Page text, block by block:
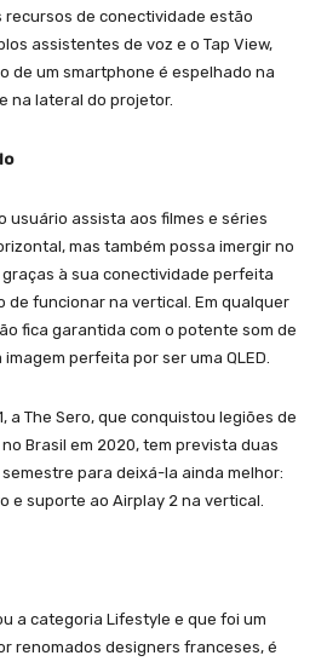
recursos de conectividade estão
assistentes de voz e o Tap View,
de um smartphone é espelhado na
na lateral do projetor.
usuário assista aos filmes e séries
mas também possa imergir no
à sua conectividade perfeita
de funcionar na vertical. Em qualquer
fica garantida com o potente som de
imagem perfeita por ser uma QLED.
a The Sero, que conquistou legiões de
Brasil em 2020, tem prevista duas
para deixá-la ainda melhor:
e suporte ao Airplay 2 na vertical.
a categoria Lifestyle e que foi um
renomados designers franceses, é